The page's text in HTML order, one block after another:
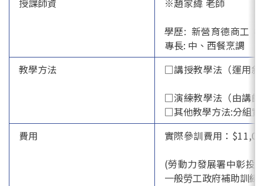
授課師資
※趙家緯 老師
學歷: 新營育德商工
專長: 中、西餐烹調
教學方法
□講授教學法（運用敘
□演練教學法（由講師
□其他教學方法:分組實
費用
實際參訓費用：
(勞動力發展署中彰投
一般勞工政府補助訓